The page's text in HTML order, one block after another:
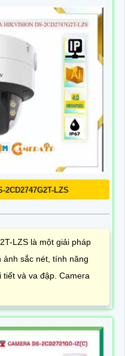
2CD2747G2T-LZS
LZS là một giải pháp
sắc nét, tính năng
và va đập. Camera